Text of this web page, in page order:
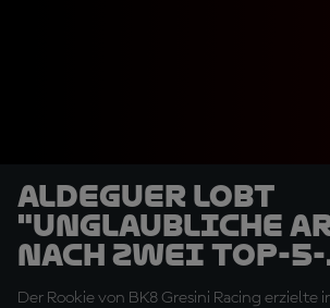
Aldeguer lobt
"unglaubliche
nach zwei Top-5-
Platzierungen in
Der Rookie von BK8 Gresini Racing erzielte